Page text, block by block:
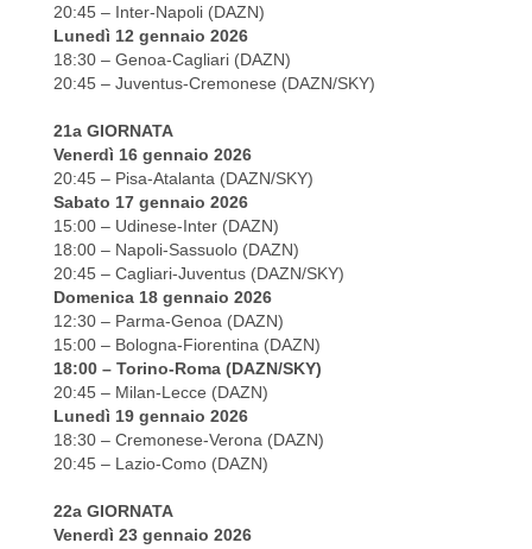
20:45 – Inter-Napoli (DAZN)
Lunedì 12 gennaio 2026
18:30 – Genoa-Cagliari (DAZN)
20:45 – Juventus-Cremonese (DAZN/SKY)
21a GIORNATA
Venerdì 16 gennaio 2026
20:45 – Pisa-Atalanta (DAZN/SKY)
Sabato 17 gennaio 2026
15:00 – Udinese-Inter (DAZN)
18:00 – Napoli-Sassuolo (DAZN)
20:45 – Cagliari-Juventus (DAZN/SKY)
Domenica 18 gennaio 2026
12:30 – Parma-Genoa (DAZN)
15:00 – Bologna-Fiorentina (DAZN)
18:00 – Torino-Roma (DAZN/SKY)
20:45 – Milan-Lecce (DAZN)
Lunedì 19 gennaio 2026
18:30 – Cremonese-Verona (DAZN)
20:45 – Lazio-Como (DAZN)
22a GIORNATA
Venerdì 23 gennaio 2026